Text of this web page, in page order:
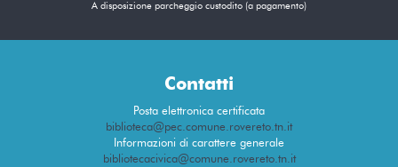
A disposizione parcheggio custodito (a pagamento)
Contatti
Posta elettronica certificata
biblioteca@pec.comune.rovereto.tn.it
Informazioni di carattere generale
bibliotecacivica@comune.rovereto.tn.it